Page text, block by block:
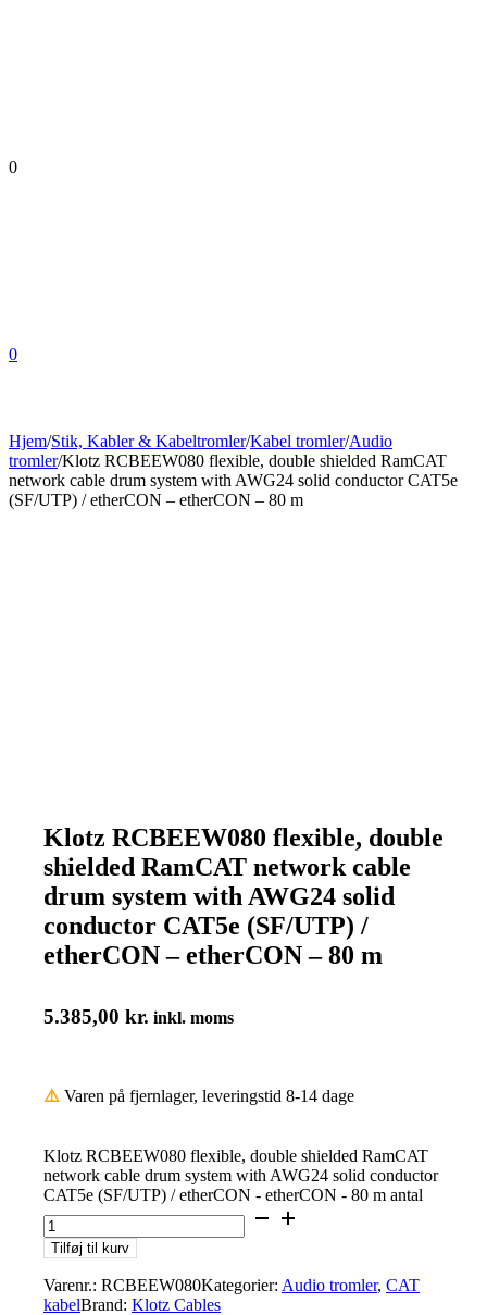
0
0
Hjem/Stik, Kabler & Kabeltromler/Kabel tromler/Audio
tromler/Klotz RCBEEW080 flexible, double shielded RamCAT
network cable drum system with AWG24 solid conductor CAT5e
(SF/UTP) / etherCON – etherCON – 80 m
Klotz RCBEEW080 flexible, double
shielded RamCAT network cable
drum system with AWG24 solid
conductor CAT5e (SF/UTP) /
etherCON – etherCON – 80 m
5.385,00 kr. inkl. moms
⚠️ Varen på fjernlager, leveringstid 8-14 dage
Klotz RCBEEW080 flexible, double shielded RamCAT
network cable drum system with AWG24 solid conductor
CAT5e (SF/UTP) / etherCON - etherCON - 80 m antal
Tilføj til kurv
Varenr.: RCBEEW080Kategorier: Audio tromler, CAT
kabelBrand: Klotz Cables